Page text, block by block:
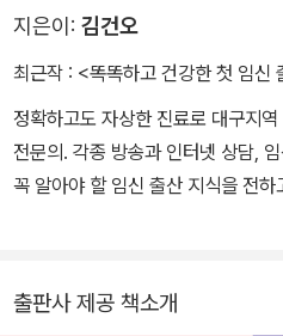
이 책은 2011년, 처음으로 산부인
어서 2016년에 육아편을 추가해 종
성했다. 2024년에 임신 출산의 새
2024 개정증보판을 출간한 데
의학 정보와 신생아 예방접종, 육아
지은이: 김건오
최근작 : <똑똑하고 건강한 첫 임신
정확하고도 자상한 진료로 대구지
전문의. 각종 방송과 인터넷 상담,
꼭 알아야 할 임신 출산 지식을 전
과 전문의 과정을 수료했으며, 현재
출판사 제공 책소개